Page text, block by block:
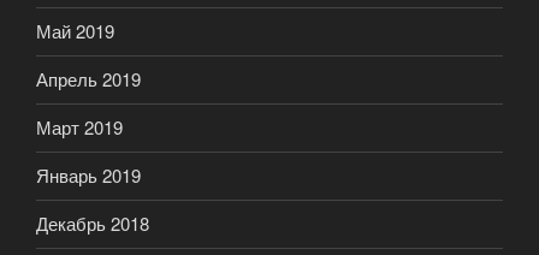
Май 2019
Апрель 2019
Март 2019
Январь 2019
Декабрь 2018